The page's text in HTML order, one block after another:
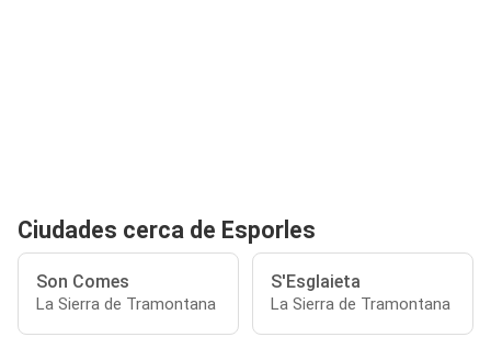
Ciudades cerca de Esporles
Son Comes
La Sierra de Tramontana
S'Esglaieta
La Sierra de Tramontana